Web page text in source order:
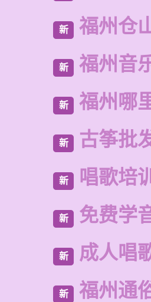
新 福州仓
新 福州音
新 福州哪
新 古筝批
新 唱歌培
新 免费学
新 成人唱
新 福州通